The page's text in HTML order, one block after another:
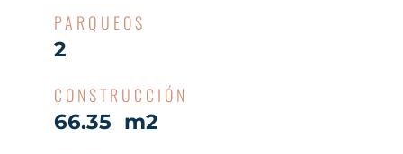
PARQUEOS
2
CONSTRUCCIÓN
66.35 m2